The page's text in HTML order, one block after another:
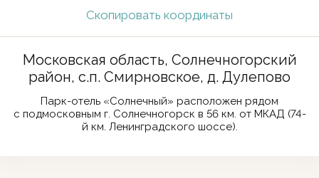
Скопировать координаты
Московская область, Солнечногорский
район, с.п. Смирновское, д. Дулепово
Парк-отель «Солнечный» расположен рядом
с подмосковным г. Солнечногорск в 56 км. от МКАД (74-
й км. Ленинградского шоссе).